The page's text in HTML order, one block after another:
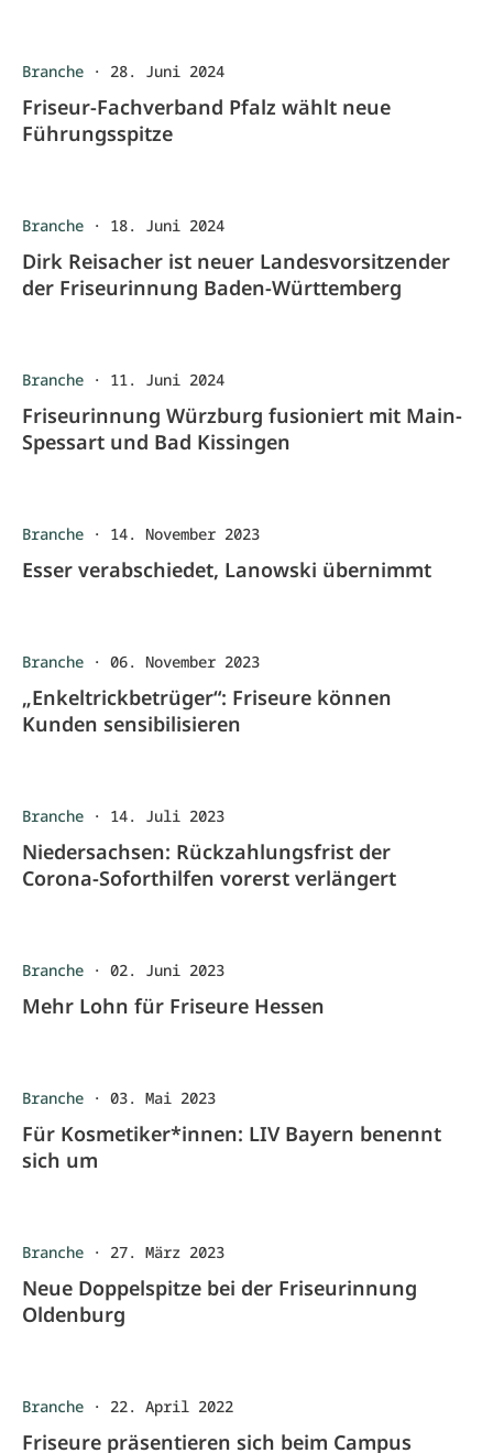
Branche · 28. Juni 2024
Friseur-Fachverband Pfalz wählt neue
Führungsspitze
Branche · 18. Juni 2024
Dirk Reisacher ist neuer Landesvorsitzender
der Friseurinnung Baden-Württemberg
Branche · 11. Juni 2024
Friseurinnung Würzburg fusioniert mit Main-
Spessart und Bad Kissingen
Branche · 14. November 2023
Esser verabschiedet, Lanowski übernimmt
Branche · 06. November 2023
„Enkeltrickbetrüger“: Friseure können
Kunden sensibilisieren
Branche · 14. Juli 2023
Niedersachsen: Rückzahlungsfrist der
Corona-Soforthilfen vorerst verlängert
Branche · 02. Juni 2023
Mehr Lohn für Friseure Hessen
Branche · 03. Mai 2023
Für Kosmetiker*innen: LIV Bayern benennt
sich um
Branche · 27. März 2023
Neue Doppelspitze bei der Friseurinnung
Oldenburg
Branche · 22. April 2022
Friseure präsentieren sich beim Campus